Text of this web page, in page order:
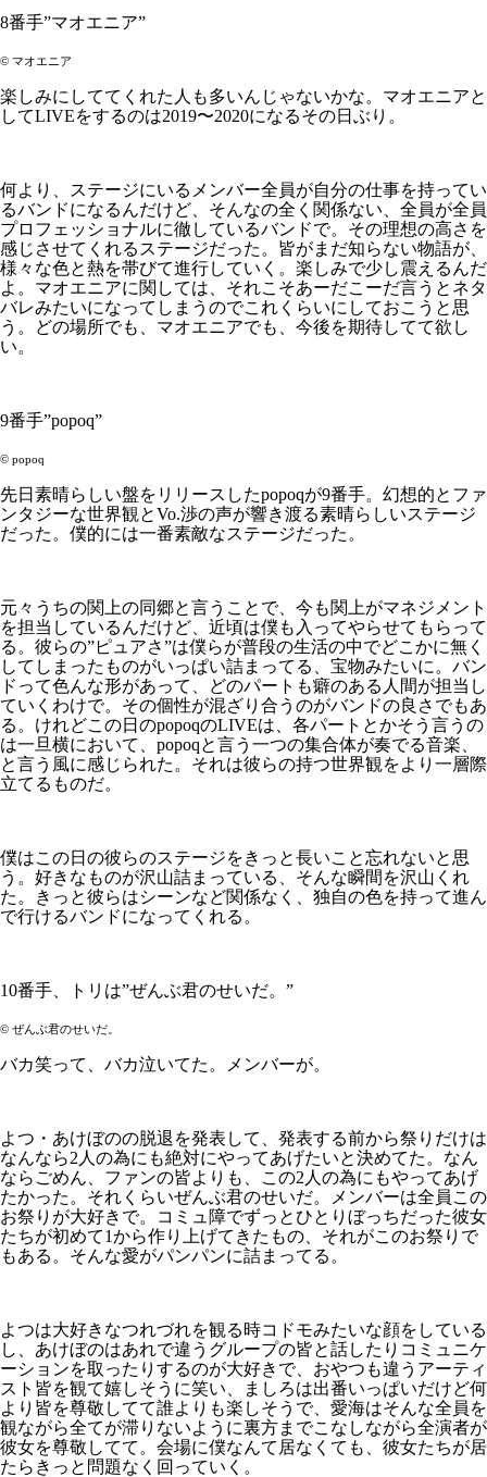
8番手”マオエニア”
©︎ マオエニア
楽しみにしててくれた人も多いんじゃないかな。マオエニアと
してLIVEをするのは2019〜2020になるその日ぶり。
何より、ステージにいるメンバー全員が自分の仕事を持ってい
るバンドになるんだけど、そんなの全く関係ない、全員が全員
プロフェッショナルに徹しているバンドで。その理想の高さを
感じさせてくれるステージだった。皆がまだ知らない物語が、
様々な色と熱を帯びて進行していく。楽しみで少し震えるんだ
よ。マオエニアに関しては、それこそあーだこーだ言うとネタ
バレみたいになってしまうのでこれくらいにしておこうと思
う。どの場所でも、マオエニアでも、今後を期待してて欲し
い。
9番手”popoq”
©︎ popoq
先日素晴らしい盤をリリースしたpopoqが9番手。幻想的とファ
ンタジーな世界観とVo.渉の声が響き渡る素晴らしいステージ
だった。僕的には一番素敵なステージだった。
元々うちの関上の同郷と言うことで、今も関上がマネジメント
を担当しているんだけど、近頃は僕も入ってやらせてもらって
る。彼らの”ピュアさ”は僕らが普段の生活の中でどこかに無く
してしまったものがいっぱい詰まってる、宝物みたいに。バン
ドって色んな形があって、どのパートも癖のある人間が担当し
ていくわけで。その個性が混ざり合うのがバンドの良さでもあ
る。けれどこの日のpopoqのLIVEは、各パートとかそう言うの
は一旦横において、popoqと言う一つの集合体が奏でる音楽、
と言う風に感じられた。それは彼らの持つ世界観をより一層際
立てるものだ。
僕はこの日の彼らのステージをきっと長いこと忘れないと思
う。好きなものが沢山詰まっている、そんな瞬間を沢山くれ
た。きっと彼らはシーンなど関係なく、独自の色を持って進ん
で行けるバンドになってくれる。
10番手、トリは”ぜんぶ君のせいだ。”
©︎ ぜんぶ君のせいだ。
バカ笑って、バカ泣いてた。メンバーが。
よつ・あけぼのの脱退を発表して、発表する前から祭りだけは
なんなら2人の為にも絶対にやってあげたいと決めてた。なん
ならごめん、ファンの皆よりも、この2人の為にもやってあげ
たかった。それくらいぜんぶ君のせいだ。メンバーは全員この
お祭りが大好きで。コミュ障でずっとひとりぼっちだった彼女
たちが初めて1から作り上げてきたもの、それがこのお祭りで
もある。そんな愛がパンパンに詰まってる。
よつは大好きなつれづれを観る時コドモみたいな顔をしている
し、あけぼのはあれで違うグループの皆と話したりコミュニケ
ーションを取ったりするのが大好きで、おやつも違うアーティ
スト皆を観て嬉しそうに笑い、ましろは出番いっぱいだけど何
より皆を尊敬してて誰よりも楽しそうで、愛海はそんな全員を
観ながら全てが滞りないように裏方までこなしながら全演者が
彼女を尊敬してて。会場に僕なんて居なくても、彼女たちが居
たらきっと問題なく回っていく。